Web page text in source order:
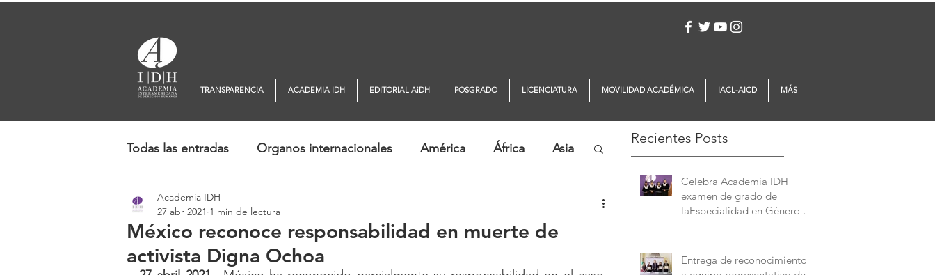
Todas las entradas Organos internacionales América África Asia
Europa Oceanía
México reconoce responsabilidad en muerte de
activista Digna Ochoa
Academia IDH
27 abr 2021 1 min de lectura
Recientes Posts
Celebra Academia IDH
examen de grado de
laEspecialidad en Género y
Entrega de reconocimientos
TRANSPARENCIA ACADEMIA IDH EDITORIAL AiDH POSGRADO LICENCIATURA MOVILIDAD ACADÉMICA IACL-AICD MÁS